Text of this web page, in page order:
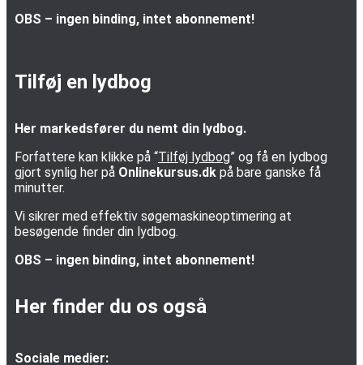
OBS – ingen binding, intet abonnement!
Tilføj en lydbog
Her markedsfører du nemt din lydbog.
Forfattere kan klikke på “Tilføj lydbog” og få en lydbog
gjort synlig her på Onlinekursus.dk på bare ganske få
minutter.
Vi sikrer med effektiv søgemaskineoptimering at
besøgende finder din lydbog.
OBS – ingen binding, intet abonnement!
Her finder du os også
Sociale medier: